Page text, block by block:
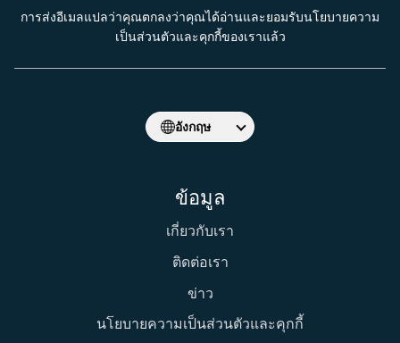
การส่งอีเมลแปลว่าคุณตกลงว่าคุณได้อ่านและยอมรับนโยบายความ
เป็นส่วนตัวและคุกกี้ของเราแล้ว
อังกฤษ
ข้อมูล
เกี่ยวกับเรา
ติดต่อเรา
ข่าว
นโยบายความเป็นส่วนตัวและคุกกี้